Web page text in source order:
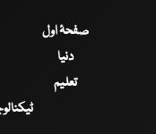
صفحۂ اول
دنیا
تعلیم